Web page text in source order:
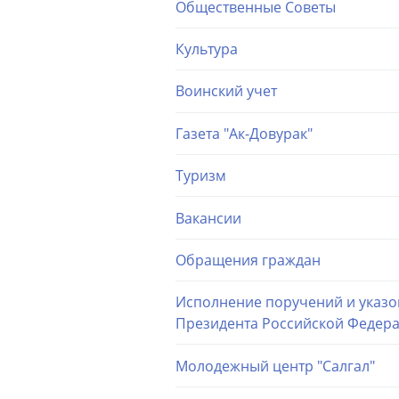
Общественные Советы
Культура
Воинский учет
Газета "Ак-Довурак"
Туризм
Вакансии
Обращения граждан
Исполнение поручений и
Президента Российской
Молодежный центр "Салгал"